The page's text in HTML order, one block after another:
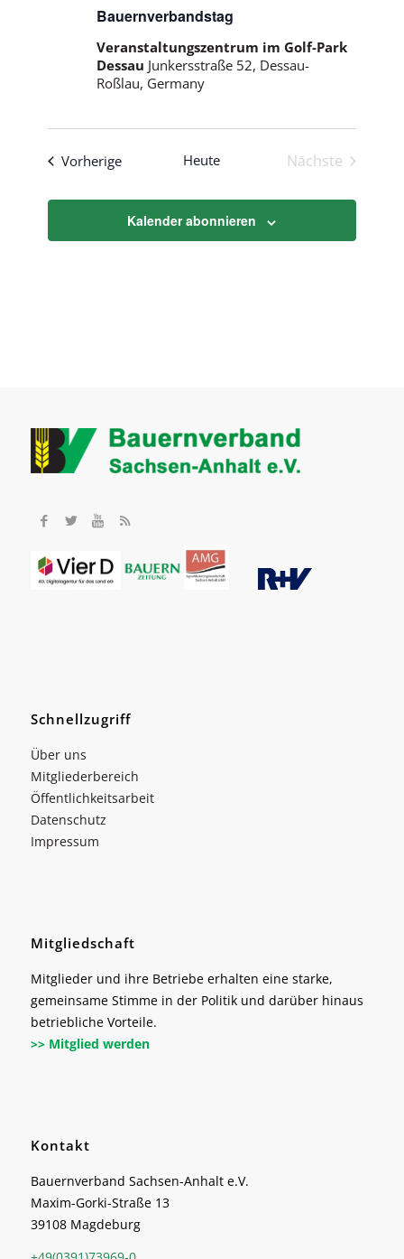
Bauernverbandstag
Veranstaltungszentrum im Golf-Park
Dessau Junkersstraße 52, Dessau-
Roßlau, Germany
VorherigeVeranstaltungen
Heute
Nächste
Kalender abonnieren
Schnellzugriff
Über uns
Mitgliederbereich
Öffentlichkeitsarbeit
Datenschutz
Impressum
Mitgliedschaft
Mitglieder und ihre Betriebe erhalten eine starke,
gemeinsame Stimme in der Politik und darüber hinaus
betriebliche Vorteile.
>> Mitglied werden
Kontakt
Bauernverband Sachsen-Anhalt e.V.
Maxim-Gorki-Straße 13
39108 Magdeburg